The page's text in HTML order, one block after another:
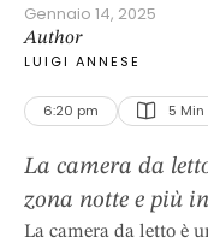
Gennaio 14, 2025
Author
LUIGI ANNESE
6:20 pm 5 Min
La camera da
zona notte e più
rifugio dove ci
La camera da letto è